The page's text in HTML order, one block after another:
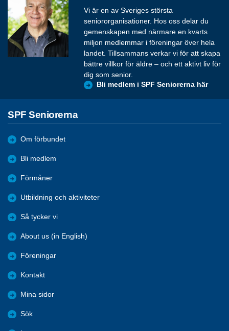
Vi är en av Sveriges största
seniororganisationer. Hos oss delar du
gemenskapen med närmare en kvarts
miljon medlemmar i föreningar över hela
landet. Tillsammans verkar vi för att skapa
bättre villkor för äldre – och ett aktivt liv för
dig som senior.
Bli medlem i SPF Seniorerna här
SPF Seniorerna
Om förbundet
Bli medlem
Förmåner
Utbildning och aktiviteter
Så tycker vi
About us (in English)
Föreningar
Kontakt
Mina sidor
Sök